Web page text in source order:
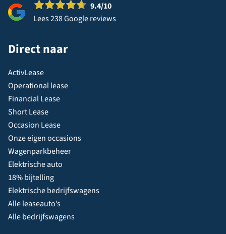
9.4/10
Lees 238 Google reviews
Direct naar
ActivLease
Operational lease
Financial Lease
Short Lease
Occasion Lease
Onze eigen occasions
Wagenparkbeheer
Elektrische auto
18% bijtelling
Elektrische bedrijfswagens
Alle leaseauto’s
Alle bedrijfswagens